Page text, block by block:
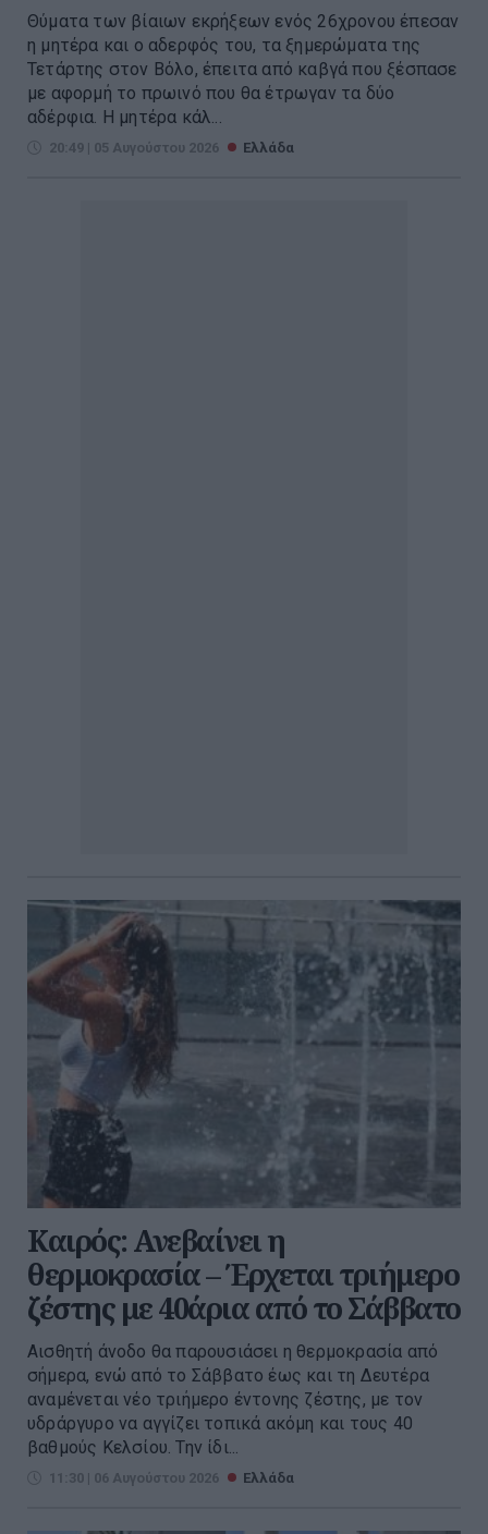
Θύματα των βίαιων εκρήξεων ενός 26χρονου έπεσαν
η μητέρα και ο αδερφός του, τα ξημερώματα της
Τετάρτης στον Βόλο, έπειτα από καβγά που ξέσπασε
με αφορμή το πρωινό που θα έτρωγαν τα δύο
αδέρφια. Η μητέρα κάλ...
20:49 | 05 Αυγούστου 2026 Ελλάδα
Καιρός: Ανεβαίνει η
θερμοκρασία – Έρχεται τριήμερο
ζέστης με 40άρια από το Σάββατο
Αισθητή άνοδο θα παρουσιάσει η θερμοκρασία από
σήμερα, ενώ από το Σάββατο έως και τη Δευτέρα
αναμένεται νέο τριήμερο έντονης ζέστης, με τον
υδράργυρο να αγγίζει τοπικά ακόμη και τους 40
βαθμούς Κελσίου. Την ίδι...
11:30 | 06 Αυγούστου 2026 Ελλάδα